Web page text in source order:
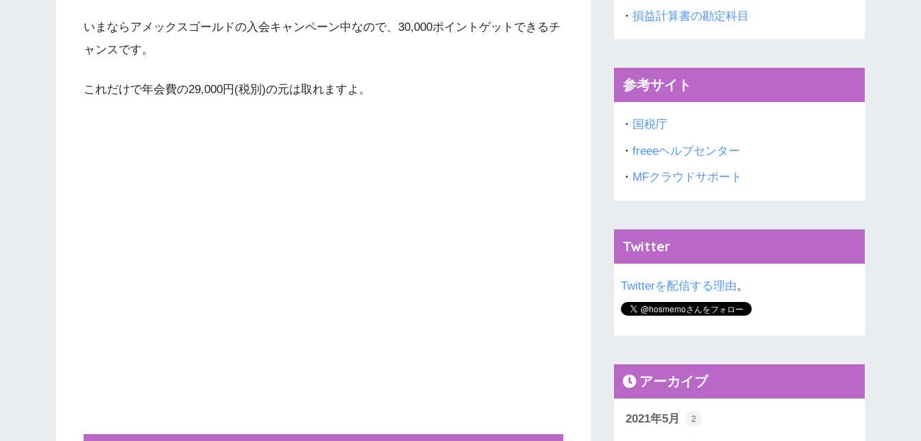
いまならアメックスゴールドの入会キャンペーン中なので、30,000ポイントゲットできるチ
ャンスです。
これだけで年会費の29,000円(税別)の元は取れますよ。
・損益計算書の勘定科目
参考サイト
・ 国税庁
・freeeヘルプセンター
・ MFクラウドサポート
Twitter
Twitterを配信する理由。
アーカイブ
2021年5月 2